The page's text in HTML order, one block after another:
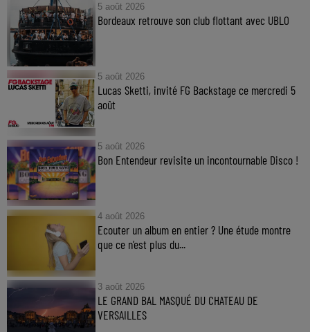
5 août 2026
Bordeaux retrouve son club flottant avec UBLO
5 août 2026
Lucas Sketti, invité FG Backstage ce mercredi 5
août
5 août 2026
Bon Entendeur revisite un incontournable Disco !
4 août 2026
Ecouter un album en entier ? Une étude montre
que ce n’est plus du...
3 août 2026
LE GRAND BAL MASQUÉ DU CHATEAU DE
VERSAILLES